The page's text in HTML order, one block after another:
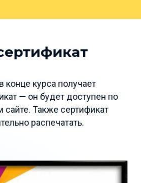
курса получает
— он будет доступен по
Также сертификат
распечатать.